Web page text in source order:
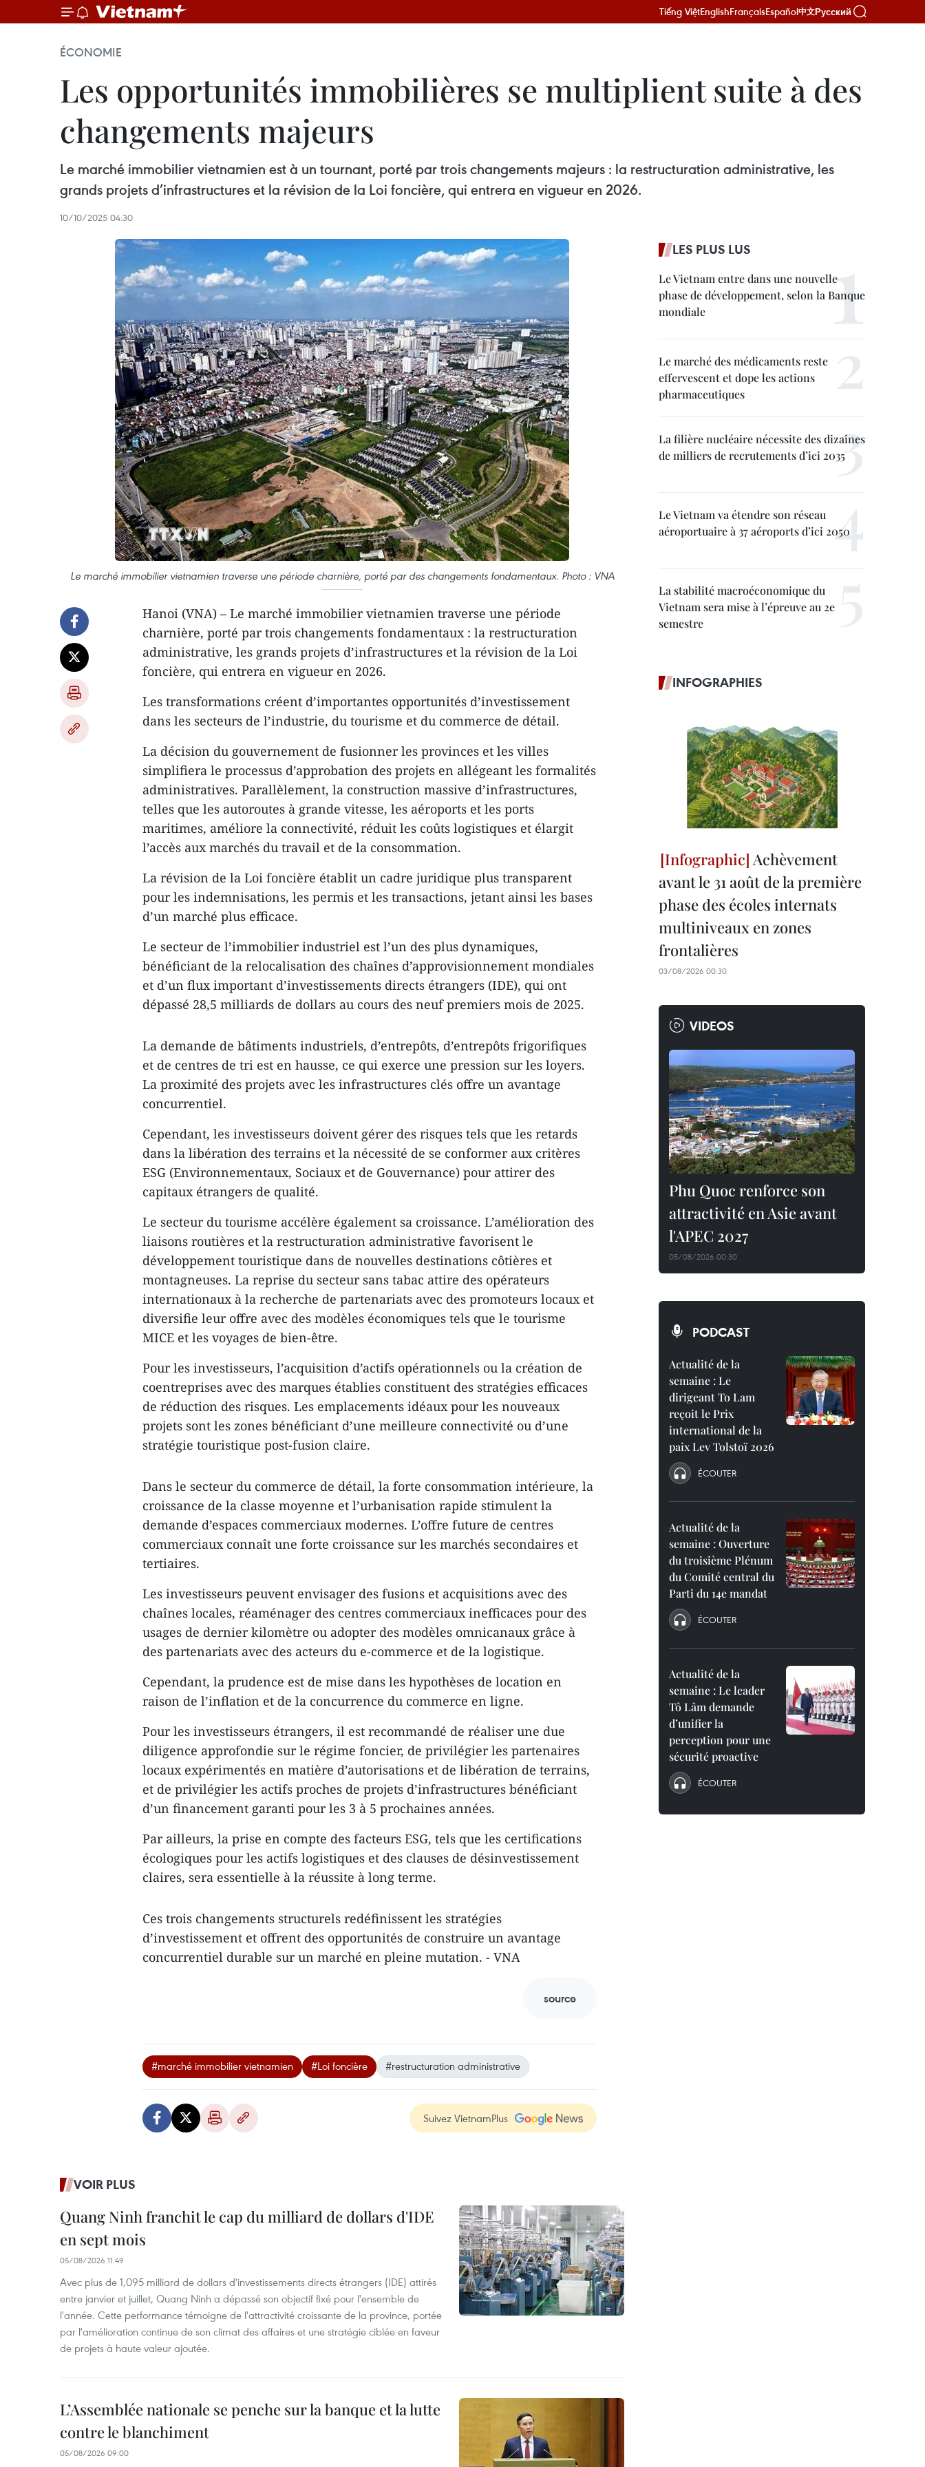
Tiếng ViệtEnglishFrançaisEspañol中文Русский
ÉCONOMIE
Les opportunités immobilières se multiplient suite à des
changements majeurs
Le marché immobilier vietnamien est à un tournant, porté par trois changements majeurs : la restructuration administrative, les
grands projets d’infrastructures et la révision de la Loi foncière, qui entrera en vigueur en 2026.
10/10/2025 04:30
Le marché immobilier vietnamien traverse une période charnière, porté par des changements fondamentaux. Photo : VNA
Hanoi (VNA) – Le marché immobilier vietnamien traverse une période
charnière, porté par trois changements fondamentaux : la restructuration
administrative, les grands projets d’infrastructures et la révision de la Loi
foncière, qui entrera en vigueur en 2026.
Les transformations créent d’importantes opportunités d’investissement
dans les secteurs de l’industrie, du tourisme et du commerce de détail.
La décision du gouvernement de fusionner les provinces et les villes
simplifiera le processus d’approbation des projets en allégeant les formalités
administratives. Parallèlement, la construction massive d’infrastructures,
telles que les autoroutes à grande vitesse, les aéroports et les ports
maritimes, améliore la connectivité, réduit les coûts logistiques et élargit
l’accès aux marchés du travail et de la consommation.
La révision de la Loi foncière établit un cadre juridique plus transparent
pour les indemnisations, les permis et les transactions, jetant ainsi les bases
d’un marché plus efficace.
Le secteur de l’immobilier industriel est l’un des plus dynamiques,
bénéficiant de la relocalisation des chaînes d’approvisionnement mondiales
et d’un flux important d’investissements directs étrangers (IDE), qui ont
dépassé 28,5 milliards de dollars au cours des neuf premiers mois de 2025.
La demande de bâtiments industriels, d’entrepôts, d’entrepôts frigorifiques
et de centres de tri est en hausse, ce qui exerce une pression sur les loyers.
La proximité des projets avec les infrastructures clés offre un avantage
concurrentiel.
Cependant, les investisseurs doivent gérer des risques tels que les retards
dans la libération des terrains et la nécessité de se conformer aux critères
ESG (Environnementaux, Sociaux et de Gouvernance) pour attirer des
capitaux étrangers de qualité.
Le secteur du tourisme accélère également sa croissance. L’amélioration des
liaisons routières et la restructuration administrative favorisent le
développement touristique dans de nouvelles destinations côtières et
montagneuses. La reprise du secteur sans tabac attire des opérateurs
internationaux à la recherche de partenariats avec des promoteurs locaux et
diversifie leur offre avec des modèles économiques tels que le tourisme
MICE et les voyages de bien-être.
Pour les investisseurs, l’acquisition d’actifs opérationnels ou la création de
coentreprises avec des marques établies constituent des stratégies efficaces
de réduction des risques. Les emplacements idéaux pour les nouveaux
projets sont les zones bénéficiant d’une meilleure connectivité ou d’une
stratégie touristique post-fusion claire.
Dans le secteur du commerce de détail, la forte consommation intérieure, la
croissance de la classe moyenne et l’urbanisation rapide stimulent la
demande d’espaces commerciaux modernes. L’offre future de centres
commerciaux connaît une forte croissance sur les marchés secondaires et
tertiaires.
Les investisseurs peuvent envisager des fusions et acquisitions avec des
chaînes locales, réaménager des centres commerciaux inefficaces pour des
usages de dernier kilomètre ou adopter des modèles omnicanaux grâce à
des partenariats avec des acteurs du e-commerce et de la logistique.
Cependant, la prudence est de mise dans les hypothèses de location en
raison de l’inflation et de la concurrence du commerce en ligne.
Pour les investisseurs étrangers, il est recommandé de réaliser une due
diligence approfondie sur le régime foncier, de privilégier les partenaires
locaux expérimentés en matière d’autorisations et de libération de terrains,
et de privilégier les actifs proches de projets d’infrastructures bénéficiant
d’un financement garanti pour les 3 à 5 prochaines années.
Par ailleurs, la prise en compte des facteurs ESG, tels que les certifications
écologiques pour les actifs logistiques et des clauses de désinvestissement
claires, sera essentielle à la réussite à long terme.
Ces trois changements structurels redéfinissent les stratégies
d’investissement et offrent des opportunités de construire un avantage
concurrentiel durable sur un marché en pleine mutation. - VNA
source
#marché immobilier vietnamien #Loi foncière #restructuration administrative
Suivez VietnamPlus
VOIR PLUS
Quang Ninh franchit le cap du milliard de dollars d'IDE
en sept mois
05/08/2026 11:49
Avec plus de 1,095 milliard de dollars d'investissements directs étrangers (IDE) attirés
entre janvier et juillet, Quang Ninh a dépassé son objectif fixé pour l'ensemble de
l'année. Cette performance témoigne de l'attractivité croissante de la province, portée
par l'amélioration continue de son climat des affaires et une stratégie ciblée en faveur
de projets à haute valeur ajoutée.
L’Assemblée nationale se penche sur la banque et la lutte
contre le blanchiment
05/08/2026 09:00
LES PLUS LUS
Le Vietnam entre dans une nouvelle
phase de développement, selon la Banque
mondiale
Le marché des médicaments reste
effervescent et dope les actions
pharmaceutiques
La filière nucléaire nécessite des dizaines
de milliers de recrutements d’ici 2035
Le Vietnam va étendre son réseau
aéroportuaire à 37 aéroports d’ici 2050
La stabilité macroéconomique du
Vietnam sera mise à l’épreuve au 2e
semestre
INFOGRAPHIES
Achèvement
avant le 31 août de la première
phase des écoles internats
multiniveaux en zones
frontalières
03/08/2026 00:30
VIDEOS
Phu Quoc renforce son
attractivité en Asie avant
l'APEC 2027
05/08/2026 00:30
PODCAST
Actualité de la
semaine : Le
dirigeant To Lam
reçoit le Prix
international de la
paix Lev Tolstoï 2026
ÉCOUTER
Actualité de la
semaine : Ouverture
du troisième Plénum
du Comité central du
Parti du 14e mandat
ÉCOUTER
Actualité de la
semaine : Le leader
Tô Lâm demande
d’unifier la
perception pour une
sécurité proactive
ÉCOUTER